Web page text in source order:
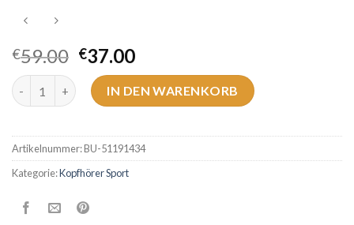
€59.00 €37.00
kopfhörer sport MengeIN DEN WARENKORB
Artikelnummer:BU-51191434
Kategorie:Kopfhörer Sport